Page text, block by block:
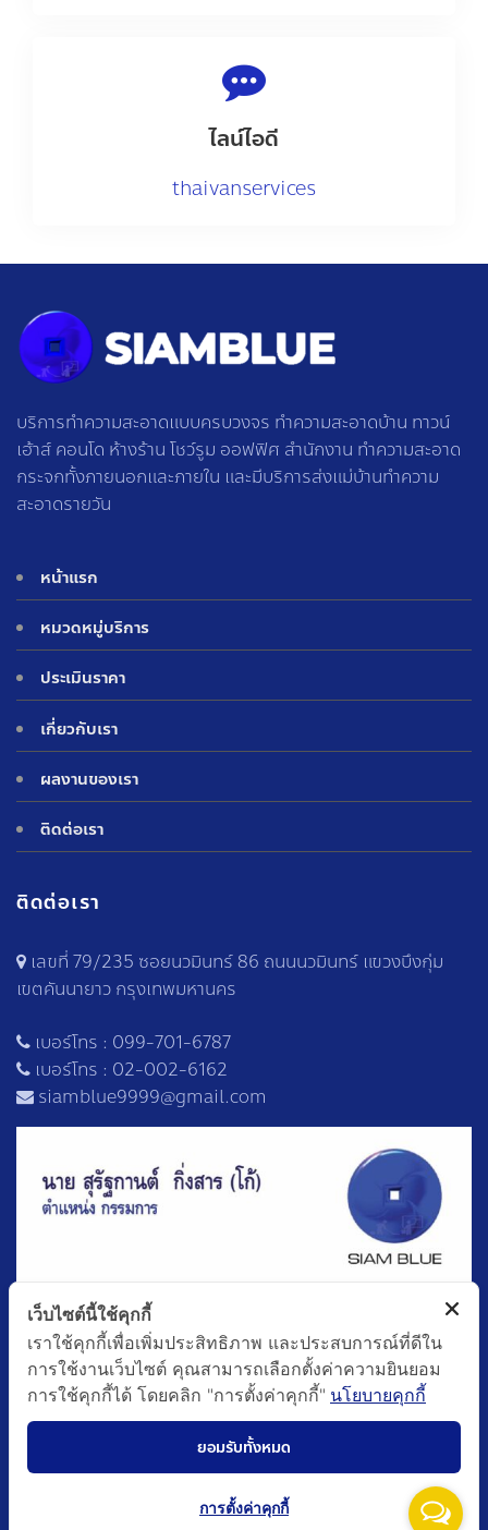
ไลน์ไอดี
thaivanservices
บริการทำความสะอาดแบบครบวงจร ทำความสะอาดบ้าน ทาวน์
เฮ้าส์ คอนโด ห้างร้าน โชว์รูม ออฟฟิศ สำนักงาน ทำความสะอาด
กระจกทั้งภายนอกและภายใน และมีบริการส่งแม่บ้านทำความ
สะอาดรายวัน
หน้าแรก
หมวดหมู่บริการ
ประเมินราคา
เกี่ยวกับเรา
ผลงานของเรา
ติดต่อเรา
ติดต่อเรา
เลขที่ 79/235 ซอยนวมินทร์ 86 ถนนนวมินทร์ แขวงบึงกุ่ม
เขตคันนายาว กรุงเทพมหานคร
เบอร์โทร : 099-701-6787
เบอร์โทร : 02-002-6162
siamblue9999@gmail.com
เว็บไซต์นี้ใช้คุกกี้
เราใช้คุกกี้เพื่อเพิ่มประสิทธิภาพ และประสบการณ์ที่ดีใน
การใช้งานเว็บไซต์ คุณสามารถเลือกตั้งค่าความยินยอม
การใช้คุกกี้ได้ โดยคลิก "การตั้งค่าคุกกี้" นโยบายคุกกี้
ยอมรับทั้งหมด
การตั้งค่าคุกกี้